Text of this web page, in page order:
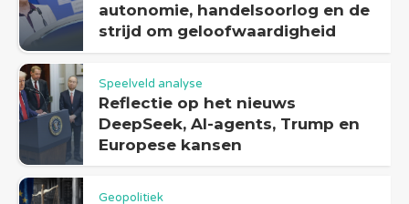
autonomie, handelsoorlog en de
strijd om geloofwaardigheid
Speelveld analyse
Reflectie op het nieuws
DeepSeek, AI-agents, Trump en
Europese kansen
Geopolitiek